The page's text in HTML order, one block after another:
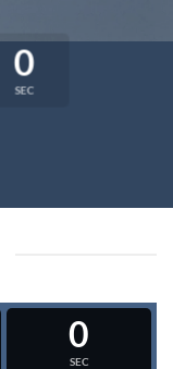
0
SEC
0
SEC